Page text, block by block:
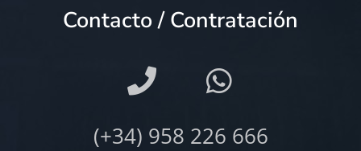
Contacto / Contratación
(+34) 958 226 666